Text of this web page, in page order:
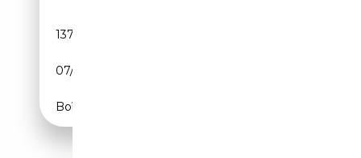
137 754 km
07/2007
Boîte manuelle